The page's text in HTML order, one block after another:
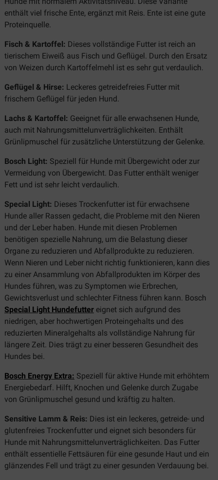
enthält viel frische Ente, ergänzt mit Reis. Ente ist eine gute
Proteinquelle.
Fisch & Kartoffel: Dieses vollständige Futter ist reich an
tierischem Eiweiß aus Fisch und Geflügel. Durch den Ersatz
von Weizen durch Kartoffelmehl ist es sehr gut verdaulich.
Geflügel & Hirse: Leckeres getreidefreies Futter mit
frischem Geflügel für jeden Hund.
Lachs & Kartoffel: Geeignet für alle erwachsenen Hunde,
auch mit Nahrungsmittelunverträglichkeiten. Enthält
Grünlipmuschel für zusätzliche Unterstützung der Gelenke.
Bosch Light: Speziell für Hunde mit Übergewicht oder zur
Vermeidung von Übergewicht. Das Futter enthält weniger
Fett und ist sehr leicht verdaulich.
Special Light: Dieses Trockenfutter ist für erwachsene
Hunde aller Rassen gedacht, die Probleme mit den Nieren
und der Leber haben. Hunde mit diesen Problemen
benötigen spezielle Nahrung, um die Belastung dieser
Organe zu reduzieren und Abfallprodukte zu reduzieren.
Wenn Nieren und Leber nicht richtig funktionieren, kann dies
zu einer Ansammlung von Abfallprodukten im Körper des
Hundes führen, was zu Symptomen wie Erbrechen,
Gewichtsverlust und schlechter Fitness führen kann. Bosch
Special Light Hundefutter eignet sich aufgrund des
niedrigen, aber hochwertigen Proteingehalts und des
reduzierten Mineralgehalts als vollständige Nahrung für
längere Zeit. Dies trägt zu einer besseren Gesundheit des
Hundes bei.
Bosch Energy Extra: Speziell für aktive Hunde mit erhöhtem
Energiebedarf. Hilft, Knochen und Gelenke durch Zugabe
von Grünlipmuschel gesund und kräftig zu halten.
Sensitive Lamm & Reis: Dies ist ein leckeres, getreide- und
glutenfreies Trockenfutter und eignet sich besonders für
Hunde mit Nahrungsmittelunverträglichkeiten. Das Futter
enthält essentielle Fettsäuren für eine gesunde Haut und ein
glänzendes Fell und trägt zu einer gesunden Verdauung bei.